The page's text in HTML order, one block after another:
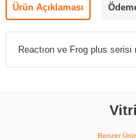
Ürün Açıklaması
Reactıon ve Frog plus
Benzer